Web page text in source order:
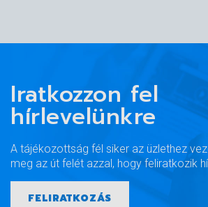
Iratkozzon fel
hírlevelünkre
A tájékozottság fél siker az üzlethez
meg az út felét azzal, hogy feliratkozik
FELIRATKOZÁS